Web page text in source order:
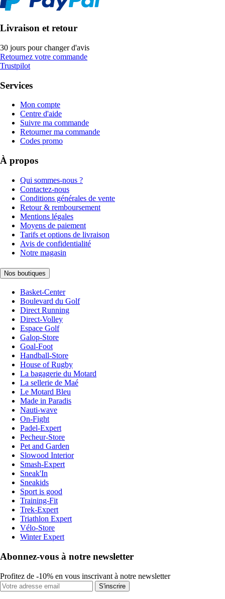
Livraison et retour
30 jours pour changer d'avis
Retournez votre commande
Trustpilot
Services
Mon compte
Centre d'aide
Suivre ma commande
Retourner ma commande
Codes promo
À propos
Qui sommes-nous ?
Contactez-nous
Conditions générales de vente
Retour & remboursement
Mentions légales
Moyens de paiement
Tarifs et options de livraison
Avis de confidentialité
Notre magasin
Nos boutiques
Basket-Center
Boulevard du Golf
Direct Running
Direct-Volley
Espace Golf
Galop-Store
Goal-Foot
Handball-Store
House of Rugby
La bagagerie du Motard
La sellerie de Maé
Le Motard Bleu
Made in Paradis
Nauti-wave
On-Fight
Padel-Expert
Pecheur-Store
Pet and Garden
Slowood Interior
Smash-Expert
Sneak'In
Sneakids
Sport is good
Training-Fit
Trek-Expert
Triathlon Expert
Vélo-Store
Winter Expert
Abonnez-vous à notre newsletter
Profitez de -10% en vous inscrivant à notre newsletter
S'inscrire